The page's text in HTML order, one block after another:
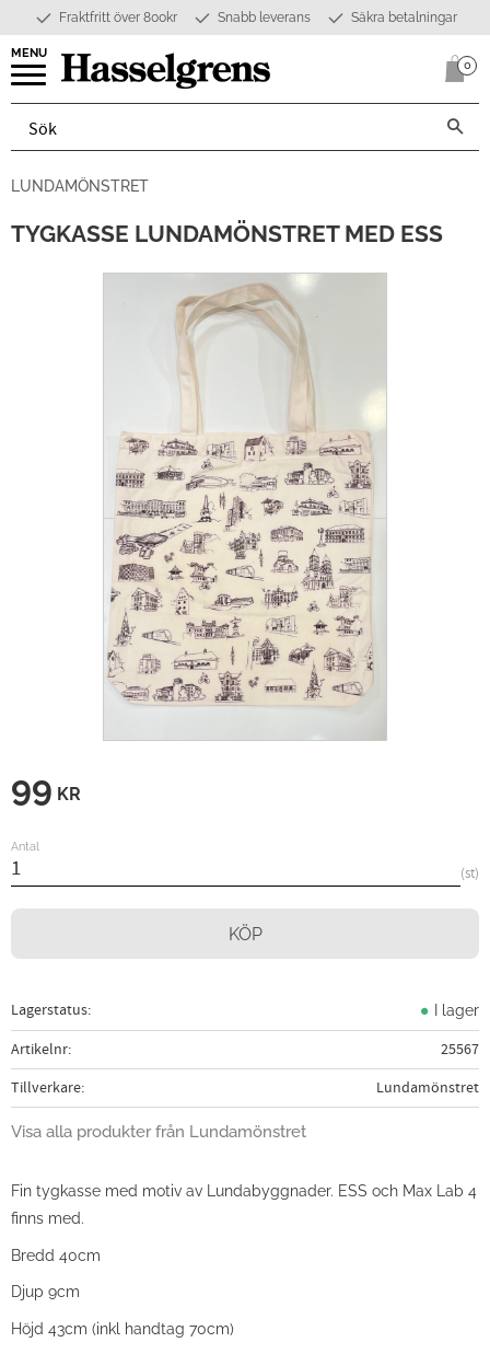
Meny
Fraktfritt över 800kr Snabb leverans Säkra betalningar
0
LUNDAMÖNSTRET
TYGKASSE LUNDAMÖNSTRET MED ESS
99 KR
Antal
st
KÖP
Lagerstatus I lager
Artikelnr
25567
Tillverkare
Lundamönstret
Visa alla produkter från Lundamönstret
Fin tygkasse med motiv av Lundabyggnader. ESS och Max Lab 4
finns med.
Bredd 40cm
Djup 9cm
Höjd 43cm (inkl handtag 70cm)